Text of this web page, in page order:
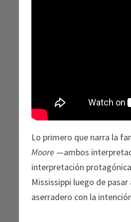
Lo primero que narra la
Moore —ambos
interpretación
Mississippi luego de
aserradero con la